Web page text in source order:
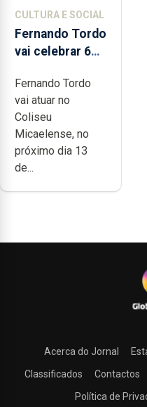
CULTURA E SOCIAL
Fernando Tordo
vai celebrar 60
no Coliseu
Micaelense
Fernando Tordo
vai atuar no
Coliseu
Micaelense, no
próximo dia 13
de...
Acerca do Jornal
Classificados
Contactos
Política de